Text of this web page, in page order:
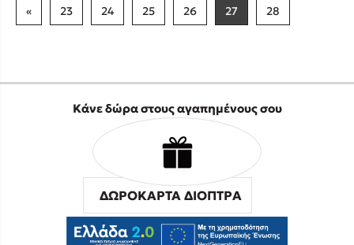
« 23 24 25 26 27 28
Κάνε δώρα στους αγαπημένους σου
ΔΩΡΟΚΑΡΤΑ ΔΙΟΠΤΡΑ